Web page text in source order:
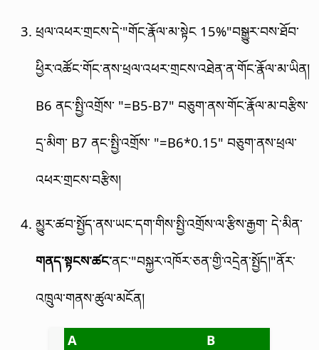
ཕྲལ་འཕར་གྲངས་དེ་"གོང་རྣོལ་མ་སྟེང 15%"བསྒྱུར་བས་ཐོབ་
ཕྱིར་འཚོང་གོང་ནས་ཕྲལ་འཕར་གྲངས་འཐེན་ན་གོང་རྣོལ་མ་ཡིན།
B6 ནང་སྤྱི་འགྲོས་ "=B5-B7" བཅུག་ནས་གོང་རྣོལ་མ་བརྩིས་
དྲ་མིག་ B7 ནང་སྤྱི་འགྲོས་ "=B6*0.15" བཅུག་ནས་ཕྲལ་
འཕར་གྲངས་བརྩིས།
མྱུར་ཚབ་སྤྱོད་ནས་ཡང་དག་གིས་སྤྱི་འགྲོས་ལ་རྩིས་རྒྱག་ དེ་མིན་
གནད་སྟངས་ཚང་ནང་"བསྐྱར་འཁོར་ཅན་གྱི་འདྲེན་སྤྱོད།"ནོར་
འཁྲུལ་གནས་ཚུལ་མངོན།
A
B